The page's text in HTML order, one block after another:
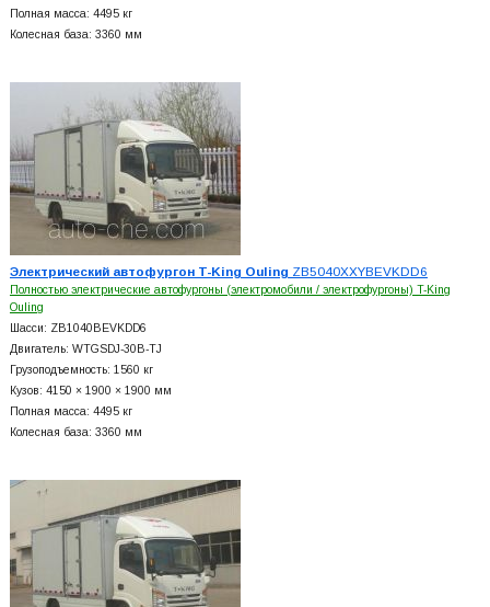
Полная масса: 4495 кг
Колесная база: 3360 мм
Электрический автофургон T-King Ouling ZB5040XXYBEVKDD6
Полностью электрические автофургоны (электромобили / электрофургоны) T-King
Ouling
Шасси: ZB1040BEVKDD6
Двигатель: WTGSDJ-30B-TJ
Грузоподъемность: 1560 кг
Кузов: 4150 × 1900 × 1900 мм
Полная масса: 4495 кг
Колесная база: 3360 мм